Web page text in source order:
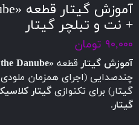
+ نت و تبلچر گیتار
۹۰,۰۰۰ تومان
آموزش گیتار قطعه «Waves of the Danube»
چندصدایی (اجرای همزمان
گیتار) برای تکنوازی گیتار
گیتار.